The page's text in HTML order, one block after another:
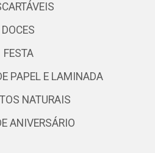
DOCES
FESTA
PAPEL E LAMINADA
NATURAIS
ANIVERSÁRIO